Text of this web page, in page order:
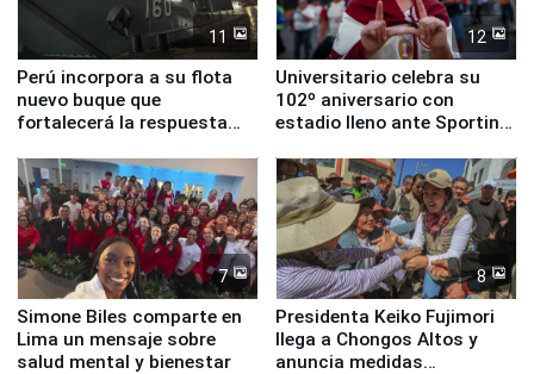
11
Perú incorpora a su flota
nuevo buque que
fortalecerá la respuesta
12
Universitario celebra su
102º aniversario con
estadio lleno ante Sporting
7
Simone Biles comparte en
Lima un mensaje sobre
salud mental y bienestar
8
Presidenta Keiko Fujimori
llega a Chongos Altos y
anuncia medidas